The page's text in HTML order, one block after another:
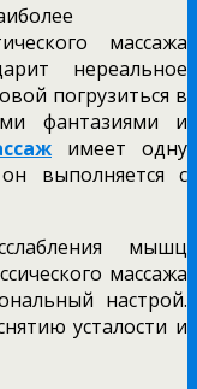
массажа
нереальное
погрузиться в
фантазиями и
имеет одну
выполняется с
мышц
массажа
настрой.
усталости и